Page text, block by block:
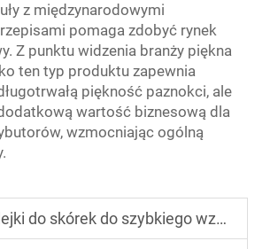
z międzynarodowymi
pomaga zdobyć rynek
Z punktu widzenia branży piękna
ten typ produktu zapewnia
piękność paznokci, ale
wartość biznesową dla
wzmocniając ogólną
do skórek do szybkiego wzmocnienia paznokci